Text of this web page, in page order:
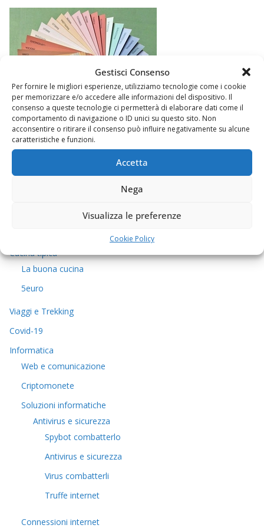
Gestisci Consenso
Per fornire le migliori esperienze, utilizziamo tecnologie come i cookie
per memorizzare e/o accedere alle informazioni del dispositivo. Il
consenso a queste tecnologie ci permetterà di elaborare dati come il
comportamento di navigazione o ID unici su questo sito. Non
acconsentire o ritirare il consenso può influire negativamente su alcune
caratteristiche e funzioni.
Accetta
Nega
Visualizza le preferenze
Cookie Policy
Cucina tipica
La buona cucina
5euro
Viaggi e Trekking
Covid-19
Informatica
Web e comunicazione
Criptomonete
Soluzioni informatiche
Antivirus e sicurezza
Spybot combatterlo
Antivirus e sicurezza
Virus combatterli
Truffe internet
Connessioni internet